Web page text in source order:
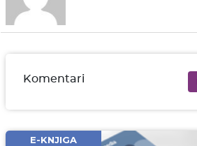
Komentari
Email* obavezno
E-KNJIGA